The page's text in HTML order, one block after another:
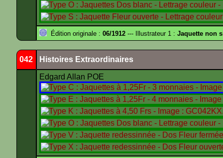
Édition originale : 06/1912 --- Illustrateur 1 : Jaquette non
042 Histoires Extraordinaires
Edgard Allan POE